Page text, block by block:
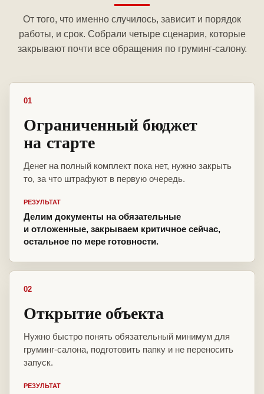
От того, что именно случилось, зависит и порядок
работы, и срок. Собрали четыре сценария, которые
закрывают почти все обращения по груминг-салону.
01
Ограниченный бюджет
на старте
Денег на полный комплект пока нет, нужно закрыть
то, за что штрафуют в первую очередь.
РЕЗУЛЬТАТ
Делим документы на обязательные
и отложенные, закрываем критичное сейчас,
остальное по мере готовности.
02
Открытие объекта
Нужно быстро понять обязательный минимум для
груминг-салона, подготовить папку и не переносить
запуск.
РЕЗУЛЬТАТ